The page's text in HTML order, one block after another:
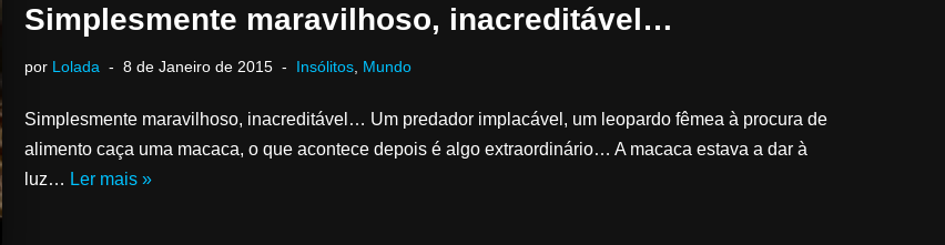
Simplesmente maravilhoso, inacreditável…
por Lolada 8 de Janeiro de 2015 Insólitos Mundo
Simplesmente maravilhoso, inacreditável… Um predador implacável, um leopardo fêmea à procura de
alimento caça uma macaca, o que acontece depois é algo extraordinário… A macaca estava a dar à
luz… Ler mais »